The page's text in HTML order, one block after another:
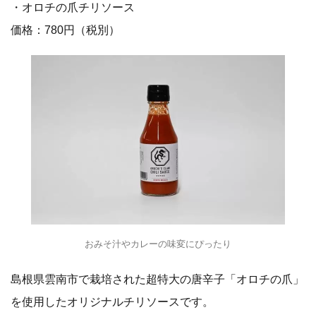
・オロチの爪チリソース
価格：780円（税別）
おみそ汁やカレーの味変にぴったり
島根県雲南市で栽培された超特大の唐辛子「オロチの爪」
を使用したオリジナルチリソースです。